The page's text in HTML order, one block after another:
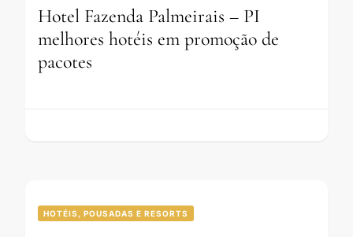
Hotel Fazenda Palmeirais – PI
melhores hotéis em promoção de
pacotes
HOTÉIS, POUSADAS E RESORTS